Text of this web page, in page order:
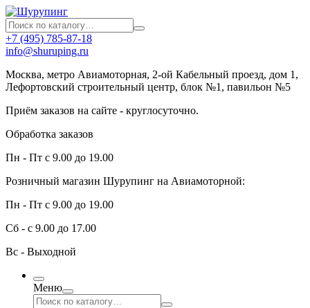
+7 (495) 785-87-18
info@shuruping.ru
Москва, метро Авиамоторная, 2-ой Кабельный проезд, дом 1,
Лефортовский строительный центр, блок №1, павильон №5
Приём заказов на сайте - круглосуточно.
Обработка заказов
Пн - Пт с 9.00 до 19.00
Розничный магазин Шурупинг на Авиамоторной:
Пн - Пт с 9.00 до 19.00
Сб - с 9.00 до 17.00
Вс - Выходной
Меню